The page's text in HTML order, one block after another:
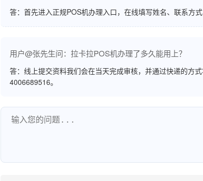
答：首先进入正规POS机办理入口，在线填写姓名、联系方
用户@张先生问：拉卡拉POS机办理了多久能用上？
答：线上提交资料我们会在当天完成审核，并通过快递的方
4006689516。